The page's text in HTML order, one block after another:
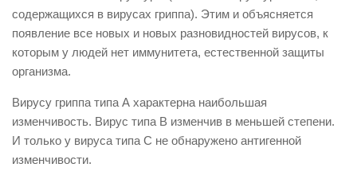
содержащихся в вирусах гриппа). Этим и объясняется
появление все новых и новых разновидностей вирусов, к
которым у людей нет иммунитета, естественной защиты
организма.
Вирусу гриппа типа А характерна наибольшая
изменчивость. Вирус типа В изменчив в меньшей степени.
И только у вируса типа С не обнаружено антигенной
изменчивости.